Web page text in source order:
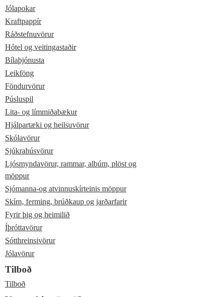
Jólapokar
Kraftpappír
Ráðstefnuvörur
Hótel og veitingastaðir
Bílaþjónusta
Leikföng
Föndurvörur
Púsluspil
Lita- og límmiðabækur
Hjálpartæki og heilsuvörur
Skólavörur
Sjúkrahúsvörur
Ljósmyndavörur, rammar, albúm, plöst og
möppur
Sjómanna-og atvinnuskírteinis möppur
Skírn, ferming, brúðkaup og jarðarfarir
Fyrir þig og heimilið
Íþróttavörur
Sótthreinsivörur
Jólavörur
Tilboð
Tilboð